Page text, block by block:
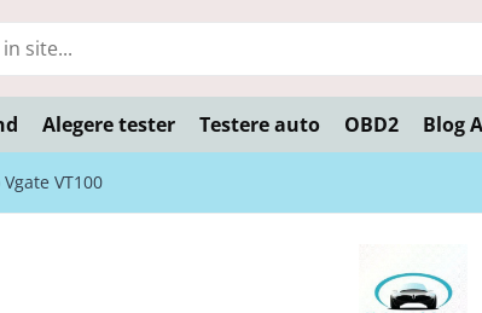
Alegere tester Testere auto OBD2 Blog
VT100